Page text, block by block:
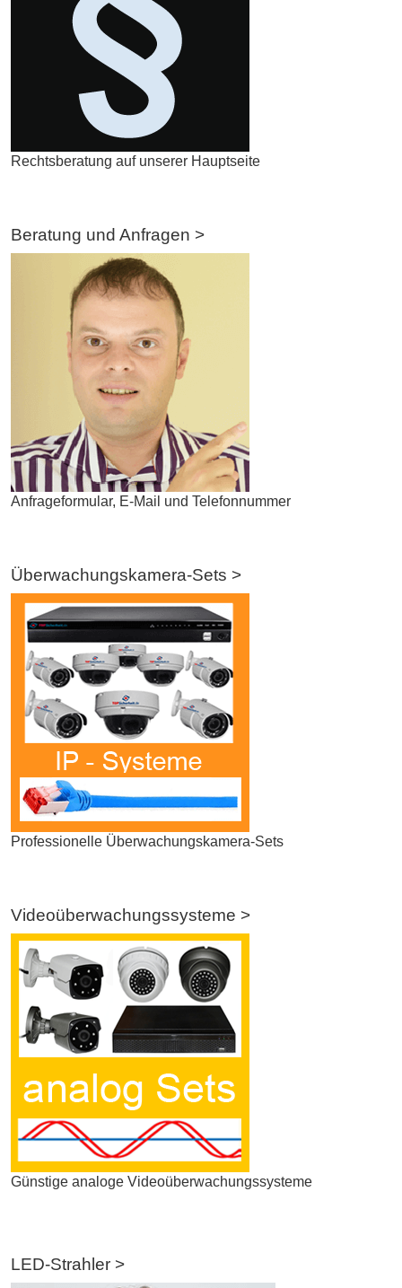
Rechtsberatung auf unserer Hauptseite
Beratung und Anfragen >
Anfrageformular, E-Mail und Telefonnummer
Überwachungskamera-Sets >
Professionelle Überwachungskamera-Sets
Videoüberwachungssysteme >
Günstige analoge Videoüberwachungssysteme
LED-Strahler >